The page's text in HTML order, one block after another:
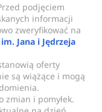
z dietetyką,
czy inżynierią
podjęciem
informacji
zweryfikować na
Jana i Jędrzeja
oferty
są wiążące i mogą
zmian i pomyłek.